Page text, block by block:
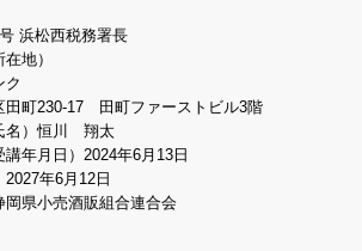
浜松西税務署長
地）
ク
町230-17 田町ファーストビル3階
名）恒川 翔太
講年月日）2024年6月13日
2027年6月12日
岡県小売酒販組合連合会